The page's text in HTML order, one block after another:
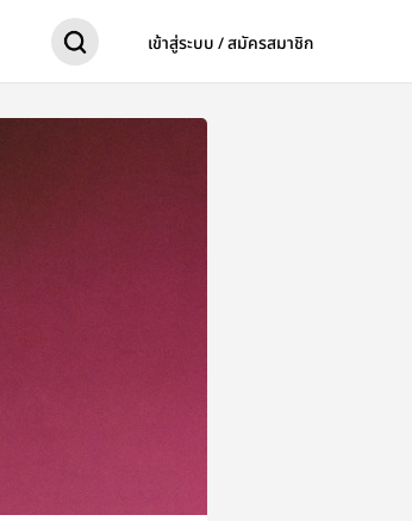
เข้าสู่ระบบ / สมัครสมาชิก